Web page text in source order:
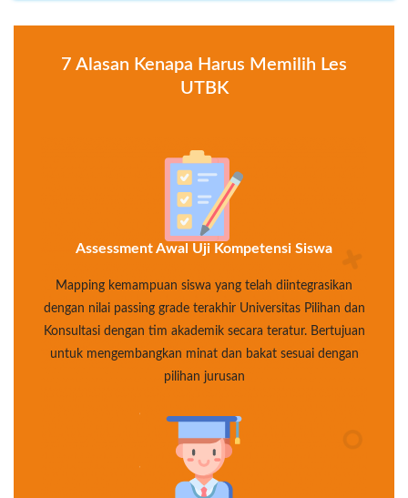
7 Alasan Kenapa Harus Memilih Les
UTBK
Assessment Awal Uji Kompetensi Siswa
Mapping kemampuan siswa yang telah diintegrasikan
dengan nilai passing grade terakhir Universitas Pilihan dan
Konsultasi dengan tim akademik secara teratur. Bertujuan
untuk mengembangkan minat dan bakat sesuai dengan
pilihan jurusan